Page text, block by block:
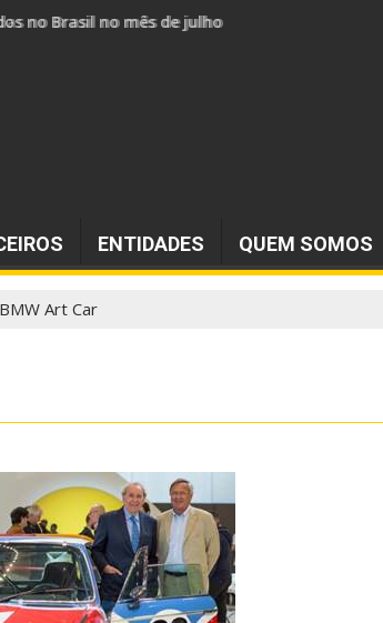
no Brasil no mês de julho
ENTIDADES QUEM SOMOS
Art Car